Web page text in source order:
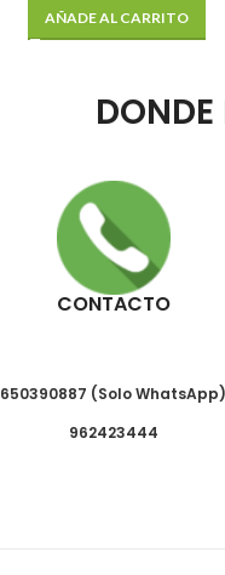
AÑADE AL CARRITO
CONTACTO
650390887 (Solo WhatsApp)
962423444